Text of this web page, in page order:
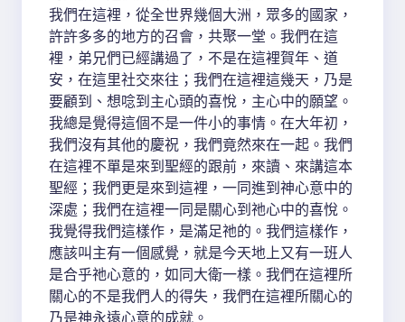
我們在這裡，從全世界幾個大洲，眾多的國家，
許許多多的地方的召會，共聚一堂。我們在這
裡，弟兄們已經講過了，不是在這裡賀年、道
安，在這里社交來往；我們在這裡這幾天，乃是
要顧到、想唸到主心頭的喜悅，主心中的願望。
我總是覺得這個不是一件小的事情。在大年初，
我們沒有其他的慶祝，我們竟然來在一起。我們
在這裡不單是來到聖經的跟前，來讀、來講這本
聖經；我們更是來到這裡，一同進到神心意中的
深處；我們在這裡一同是關心到祂心中的喜悅。
我覺得我們這樣作，是滿足祂的。我們這樣作，
應該叫主有一個感覺，就是今天地上又有一班人
是合乎祂心意的，如同大衛一樣。我們在這裡所
關心的不是我們人的得失，我們在這裡所關心的
乃是神永遠心意的成就。